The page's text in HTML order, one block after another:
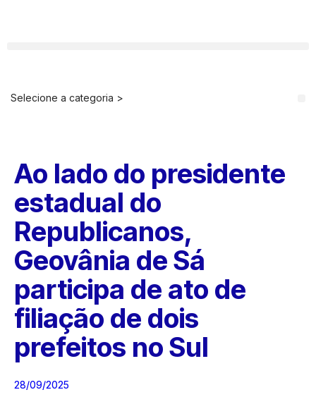
Selecione a categoria >
Ao lado do presidente
estadual do
Republicanos,
Geovânia de Sá
participa de ato de
filiação de dois
prefeitos no Sul
28/09/2025